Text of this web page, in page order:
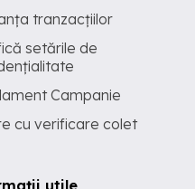
tranzacțiilor
setările de
Campanie
cu verificare colet
utile